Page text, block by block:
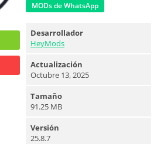
MODs de WhatsApp
Desarrollador
HeyMods
Actualización
Octubre 13, 2025
Tamaño
91.25 MB
Versión
25.8.7